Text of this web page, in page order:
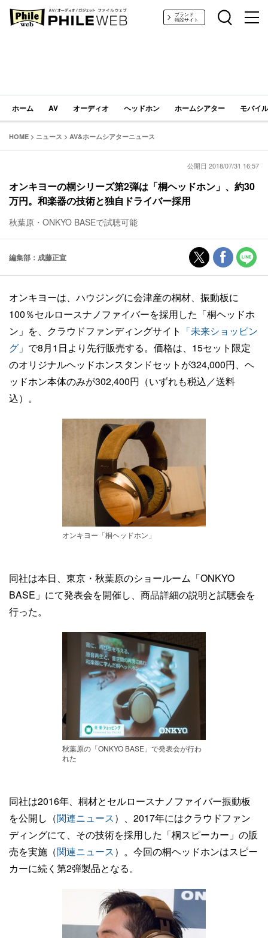
PHILE WEB｜AV/オーディオ/ガジェットブランド
特設サイト
ホーム AV オーディオ ヘッドホン ホームシアター モバイ
HOME > ニュース > AV&ホームシアターニュース
公開日 2018/07/31 16:57
オンキヨーの桐シリーズ第2弾は「桐ヘッドホン」、約30
万円。和楽器の技術と独自ドライバー採用
秋葉原・ONKYO BASEで試聴可能
編集部：成藤正宣
オンキヨーは、ハウジングに会津産の桐材、振動板に
100％セルロースナノファイバーを採用した「桐ヘッドホ
ン」を、クラウドファンディングサイト 「未来ショッピン
グ」 で8月1日より先行販売する。価格は、15セット限定
のオリジナルヘッドホンスタンドセットが324,000円、ヘ
ッドホン本体のみが302,400円（いずれも税込／送料
込）。
オンキヨー「桐ヘッドホン」
同社は本日、東京・秋葉原のショールーム「ONKYO
BASE」にて発表会を開催し、商品詳細の説明と試聴会を
行った。
秋葉原の「ONKYO BASE」で発表会が行わ
れた
同社は2016年、桐材とセルロースナノファイバー振動板
を公開し（関連ニュース）、2017年にはクラウドファン
ディングにて、その技術を採用した「桐スピーカー」の販
売を実施（関連ニュース）。今回の桐ヘッドホンはスピー
カーに続く第2弾製品となる。